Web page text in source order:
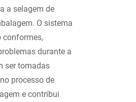
a selagem de
O sistema
conformes,
durante a
ser tomadas
processo de
e contribui